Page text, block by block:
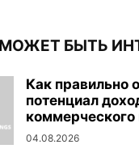
БЫТЬ
Как правильно
потенциал
04.08.2026